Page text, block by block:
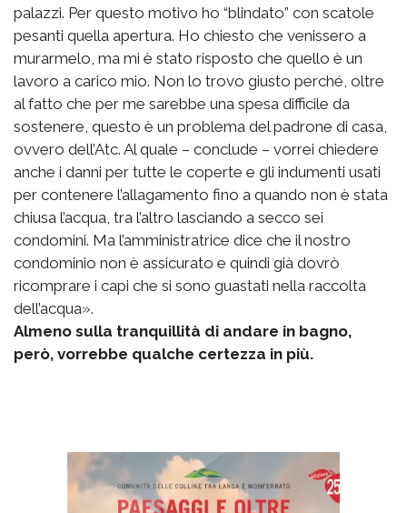
palazzi. Per questo motivo ho “blindato” con scatole
pesanti quella apertura. Ho chiesto che venissero a
murarmelo, ma mi è stato risposto che quello è un
lavoro a carico mio. Non lo trovo giusto perché, oltre
al fatto che per me sarebbe una spesa difficile da
sostenere, questo è un problema del padrone di casa,
ovvero dell’Atc. Al quale – conclude – vorrei chiedere
anche i danni per tutte le coperte e gli indumenti usati
per contenere l’allagamento fino a quando non è stata
chiusa l’acqua, tra l’altro lasciando a secco sei
condomini. Ma l’amministratrice dice che il nostro
condominio non è assicurato e quindi già dovrò
ricomprare i capi che si sono guastati nella raccolta
dell’acqua».
Almeno sulla tranquillità di andare in bagno,
però, vorrebbe qualche certezza in più.